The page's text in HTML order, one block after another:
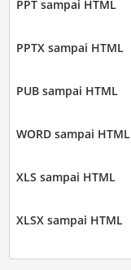
PPT sampai HTML
PPTX sampai HTML
PUB sampai HTML
WORD sampai HTML
XLS sampai HTML
XLSX sampai HTML